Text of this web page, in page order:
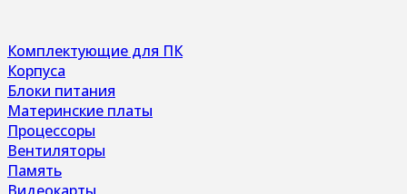
Комплектующие для ПК
Корпуса
Блоки питания
Материнские платы
Процессоры
Вентиляторы
Память